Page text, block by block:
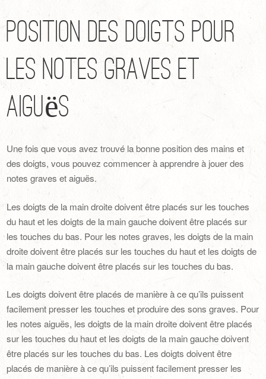
Position des Doigts pour
les Notes Graves et
Aiguës
Une fois que vous avez trouvé la bonne position des mains et
des doigts, vous pouvez commencer à apprendre à jouer des
notes graves et aiguës.
Les doigts de la main droite doivent être placés sur les touches
du haut et les doigts de la main gauche doivent être placés sur
les touches du bas. Pour les notes graves, les doigts de la main
droite doivent être placés sur les touches du haut et les doigts de
la main gauche doivent être placés sur les touches du bas.
Les doigts doivent être placés de manière à ce qu’ils puissent
facilement presser les touches et produire des sons graves. Pour
les notes aiguës, les doigts de la main droite doivent être placés
sur les touches du haut et les doigts de la main gauche doivent
être placés sur les touches du bas. Les doigts doivent être
placés de manière à ce qu’ils puissent facilement presser les